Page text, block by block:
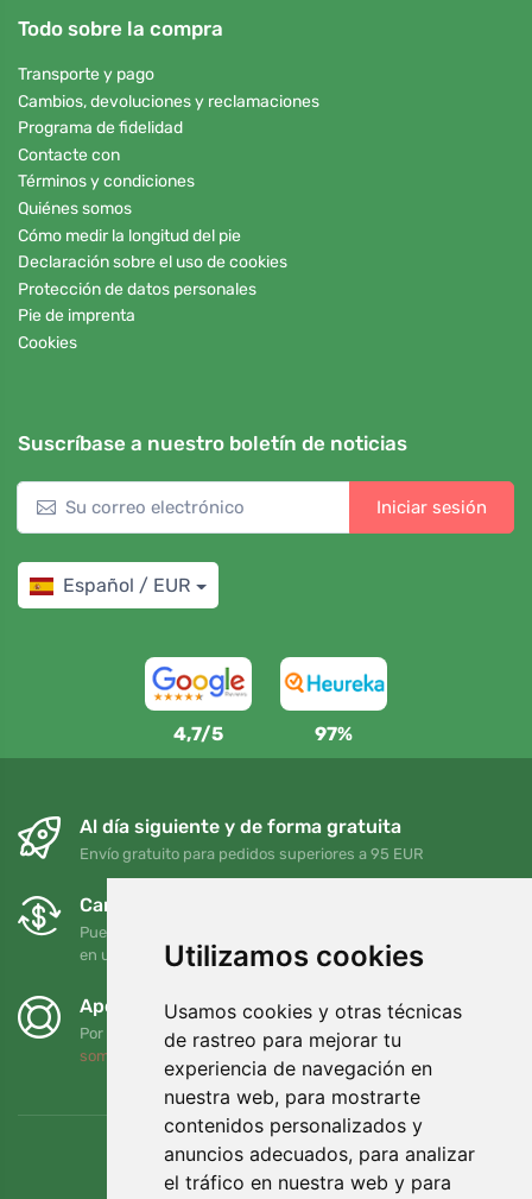
Utilizamos cookies
Usamos cookies y otras técnicas
de rastreo para mejorar tu
experiencia de navegación en
nuestra web, para mostrarte
contenidos personalizados y
anuncios adecuados, para analizar
el tráfico en nuestra web y para
Todo sobre la compra
Transporte y pago
Cambios, devoluciones y reclamaciones
Programa de fidelidad
Contacte con
Términos y condiciones
Quiénes somos
Cómo medir la longitud del pie
Declaración sobre el uso de cookies
Protección de datos personales
Pie de imprenta
Cookies
Suscríbase a nuestro boletín de noticias
Iniciar sesión
Español / EUR
4,7/5 97%
Al día siguiente y de forma gratuita
Envío gratuito para pedidos superiores a 95 EUR
Cambios y devoluciones gratuitos
Puede devolver o cambiar su pedido en cualquier momento
en un plazo de 90 días
Apoyamos a Trees.org
Por cada pedido plantamos un árbol. Leer más
somos